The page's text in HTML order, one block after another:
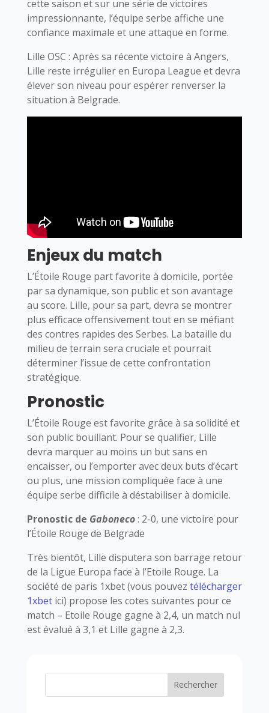
cette saison et sur une série de victoires
impressionnante, l’équipe serbe affiche une
confiance maximale et une attaque en forme.
Lille OSC : Après sa récente victoire à Angers,
Lille reste irrégulier en Europa League et devra
élever son niveau pour espérer renverser la
situation à Belgrade.
Enjeux du match
L’Étoile Rouge part favorite à domicile, portée
par sa dynamique, son public et son avantage
au score. Lille, pour sa part, devra se montrer
plus efficace offensivement tout en se méfiant
des contres rapides des Serbes. La bataille du
milieu de terrain sera cruciale et pourrait
déterminer l’issue de cette confrontation
stratégique.
Pronostic
L’Étoile Rouge est favorite grâce à sa solidité et
son public bouillant. Pour se qualifier, Lille
devra marquer au moins un but sans en
encaisser, ou l’emporter avec deux buts d’écart
ou plus, une mission compliquée face à une
équipe serbe difficile à déstabiliser à domicile.
Pronostic de Gaboneco: 2-0, une victoire pour
l’Étoile Rouge de Belgrade
Très bientôt, Lille disputera son barrage retour
de la Ligue Europa face à l’Etoile Rouge. La
société de paris 1xbet (vous pouvez télécharger
1xbetici) propose les cotes suivantes pour ce
match – Etoile Rouge gagne à 2,4, un match nul
est évalué à 3,1 et Lille gagne à 2,3.
Rechercher